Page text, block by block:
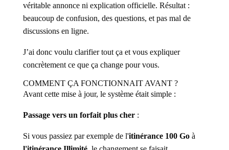
véritable annonce ni explication officielle. Résultat :
beaucoup de confusion, des questions, et pas mal de
discussions en ligne.
J’ai donc voulu clarifier tout ça et vous expliquer
concrètement ce que ça change pour vous.
COMMENT ÇA FONCTIONNAIT AVANT ?
Avant cette mise à jour, le système était simple :
Passage vers un forfait plus cher :
Si vous passiez par exemple de l'itinérance 100 Go à